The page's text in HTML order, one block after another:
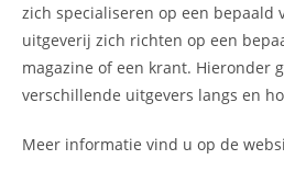
zich specialiseren op een bepaald
uitgeverij zich richten op een
magazine of een krant. Hieronder
verschillende uitgevers langs en
Meer informatie vind u op de